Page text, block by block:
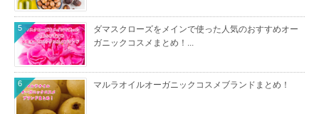
ダマスクローズをメインで使った人気のおすすめオー
ガニックコスメまとめ！...
5
マルラオイルオーガニックコスメブランドまとめ！
6